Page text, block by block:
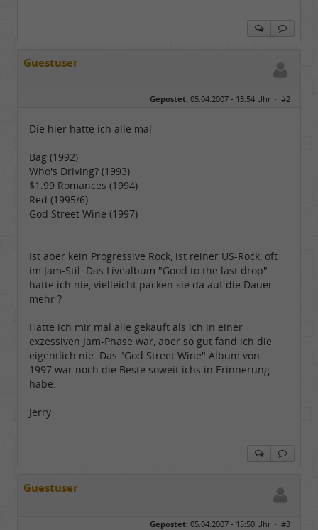
Guestuser
Gepostet: 05.04.2007 - 13:54 Uhr · #2
Die hier hatte ich alle mal
Bag (1992)
Who's Driving? (1993)
$1.99 Romances (1994)
Red (1995/6)
God Street Wine (1997)
Ist aber kein Progressive Rock, ist reiner US-Rock, oft
im Jam-Stil. Das Livealbum "Good to the last drop"
hatte ich nie, vielleicht packen sie da auf die Dauer
mehr ?
Hatte ich mir mal alle gekauft als ich in einer
exzessiven Jam-Phase war, aber so gut fand ich die
eigentlich nie. Das "God Street Wine" Album von
1997 war noch die Beste soweit ichs in Erinnerung
habe.
Jerry
Guestuser
Gepostet: 05.04.2007 - 15:50 Uhr · #3